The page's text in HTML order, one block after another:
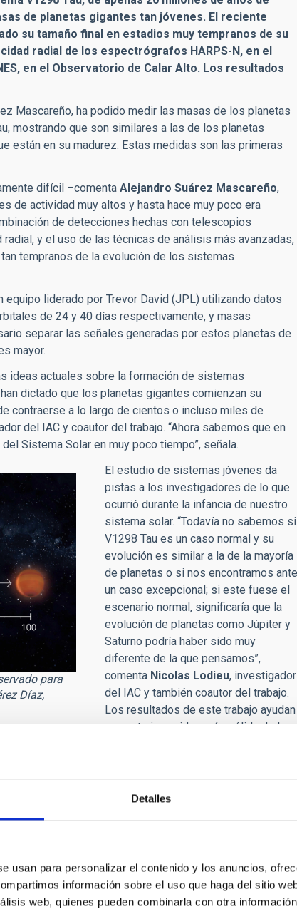
Detalles
usan para personalizar el contenido y los anuncios,
información sobre el uso que haga del sitio
web, quienes pueden combinarla con otra
de planetas gigantes tan jóvenes. El reciente
su tamaño final en estadios muy tempranos de su
radial de los espectrógrafos HARPS-N, en el
en el Observatorio de Calar Alto. Los resultados
Mascareño, ha podido medir las masas de los planetas
mostrando que son similares a las de los planetas
están en su madurez. Estas medidas son las primeras
difícil –comenta Alejandro Suárez Mascareño,
de actividad muy altos y hasta hace muy poco era
de detecciones hechas con telescopios
y el uso de las técnicas de análisis más avanzadas,
tempranos de la evolución de los sistemas
equipo liderado por Trevor David (JPL) utilizando datos
de 24 y 40 días respectivamente, y masas
separar las señales generadas por estos planetas de
mayor.
ideas actuales sobre la formación de sistemas
dictado que los planetas gigantes comienzan su
contraerse a lo largo de cientos o incluso miles de
del IAC y coautor del trabajo. “Ahora sabemos que en
Sistema Solar en muy poco tiempo”, señala.
para
Díaz,
El estudio de sistemas jóvenes da
pistas a los investigadores de lo que
ocurrió durante la infancia de nuestro
sistema solar. “Todavía no sabemos si
V1298 Tau es un caso normal y su
evolución es similar a la de la mayoría
de planetas o si nos encontramos ante
un caso excepcional; si este fuese el
escenario normal, significaría que la
evolución de planetas como Júpiter y
Saturno podría haber sido muy
diferente de la que pensamos”,
comenta Nicolas Lodieu, investigador
del IAC y también coautor del trabajo.
Los resultados de este trabajo ayudan
a construir una idea más sólida de la
un importante esfuerzo observacional y la
países. Se han combinado medidas de velocidad
de alta resolución HARPS-N, instalado en el
el espectrógrafo de alta resolución CARMENES, en
Mercator, también en el ORM; y el
del Teide. Para hacer el seguimiento continuo de
tomadas desde el Observatorio de Las Cumbres,